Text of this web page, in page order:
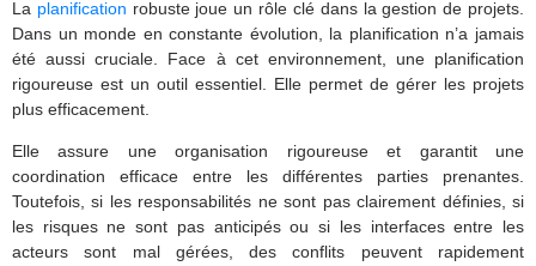
La planification robuste joue un rôle clé dans la gestion de projets.
Dans un monde en constante évolution, la planification n’a jamais
été aussi cruciale. Face à cet environnement, une planification
rigoureuse est un outil essentiel. Elle permet de gérer les projets
plus efficacement.
Elle assure une organisation rigoureuse et garantit une
coordination efficace entre les différentes parties prenantes.
Toutefois, si les responsabilités ne sont pas clairement définies, si
les risques ne sont pas anticipés ou si les interfaces entre les
acteurs sont mal gérées, des conflits peuvent rapidement